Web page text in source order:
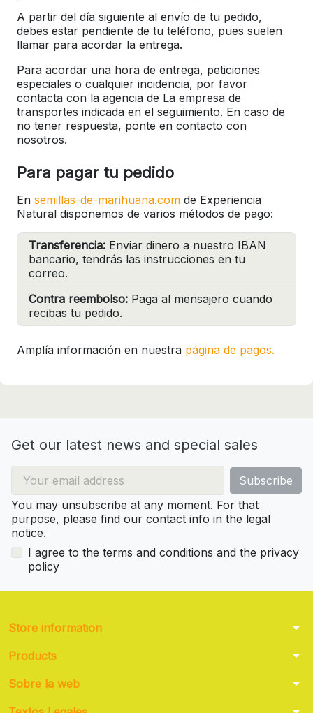
A partir del día siguiente al envío de tu pedido,
debes estar pendiente de tu teléfono, pues suelen
llamar para acordar la entrega.
Para acordar una hora de entrega, peticiones
especiales o cualquier incidencia, por favor
contacta con la agencia de La empresa de
transportes indicada en el seguimiento. En caso de
no tener respuesta, ponte en contacto con
nosotros.
Para pagar tu pedido
En semillas-de-marihuana.com de Experiencia
Natural disponemos de varios métodos de pago:
Transferencia: Enviar dinero a nuestro IBAN
bancario, tendrás las instrucciones en tu
correo.
Contra reembolso: Paga al mensajero cuando
recibas tu pedido.
Amplía información en nuestra página de pagos.
Get our latest news and special sales
You may unsubscribe at any moment. For that
purpose, please find our contact info in the legal
notice.
I agree to the terms and conditions and the privacy
policy
Store information arrow_drop_down
Products arrow_drop_down
Sobre la web arrow_drop_down